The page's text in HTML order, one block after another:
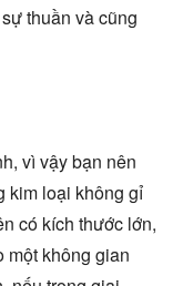
thuần và cũng
vì vậy bạn nên
kim loại không gỉ
có kích thước lớn,
một không gian